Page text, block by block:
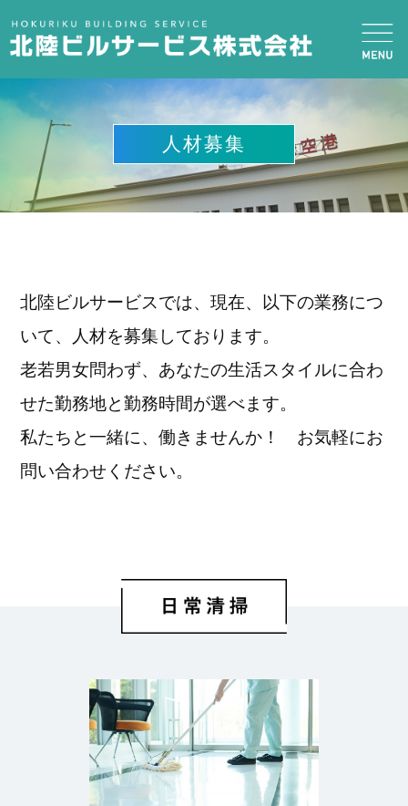
人材募集
北陸ビルサービスでは、現在、以下の業務につ
いて、人材を募集しております。
老若男女問わず、あなたの生活スタイルに合わ
せた勤務地と勤務時間が選べます。
私たちと一緒に、働きませんか！ お気軽にお
問い合わせください。